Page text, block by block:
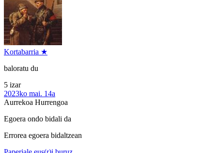
Kortabarria ★
baloratu du
5 izar
2023ko mai. 14a
Aurrekoa Hurrengoa
Egoera ondo bidali da
Errorea egoera bidaltzean